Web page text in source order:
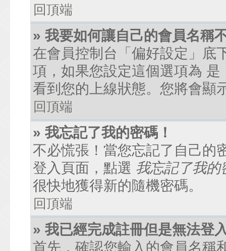
回頂端
» 我要如何讓自己的會員名稱
在會員控制台「偏好設定」底
項，如果您設定這個選項為 是
看到您的上線狀態。您將會顯
回頂端
» 我忘記了我的密碼！
不必慌張！當您忘記了自己的
登入頁面，點選 我忘記了我的
很快地獲得新的隨機密碼。
回頂端
» 我已經完成註冊但是無法登
首先，確認您輸入的會員名稱